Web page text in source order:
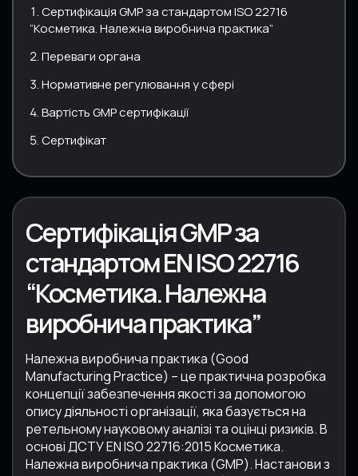
Сертифікація GMP за стандартом ISO 22716
“Косметика. Належна виробнича практика”
Переваги органа
Нормативне регулювання у сфері
Вартість GMP сертифікації
Сертифікат
Сертифікація GMP за
стандартом EN ISO 22716
“Косметика. Належна
виробнича практика”
Належна виробнича практика (Good
Manufacturing Practice) – це практична розробка
концепції забезпечення якості за допомогою
опису діяльності організації, яка базується на
ретельному науковому аналізі та оцінці ризиків. В
основі ДСТУ EN ISO 22716:2015 Косметика.
Належна виробнича практика (GMP). Настанови з